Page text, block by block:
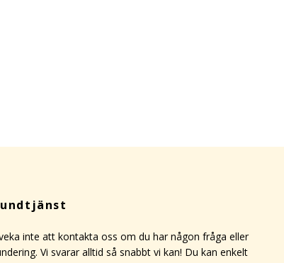
inte att kontakta oss om du har någon fråga eller
Vi svarar alltid så snabbt vi kan! Du kan enkelt